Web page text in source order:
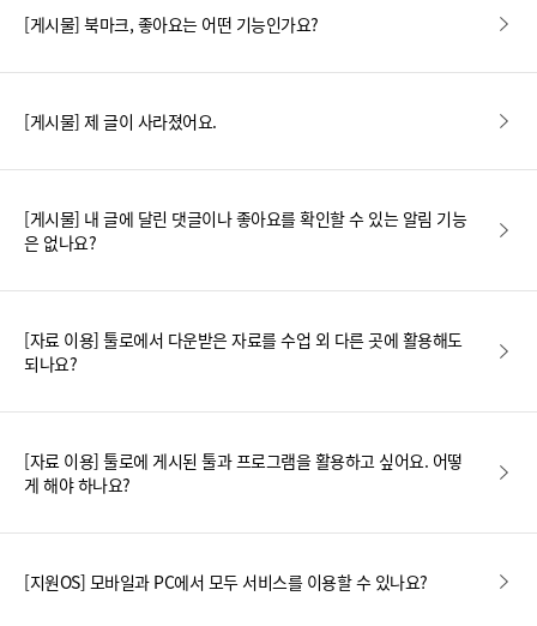
[게시물] 북마크, 좋아요는 어떤 기능인가요?
[게시물] 제 글이 사라졌어요.
[게시물] 내 글에 달린 댓글이나 좋아요를 확인할 수 있는 알림 기능
은 없나요?
[자료 이용] 툴로에서 다운받은 자료를 수업 외 다른 곳에 활용해도
되나요?
[자료 이용] 툴로에 게시된 툴과 프로그램을 활용하고 싶어요. 어떻
게 해야 하나요?
[지원OS] 모바일과 PC에서 모두 서비스를 이용할 수 있나요?